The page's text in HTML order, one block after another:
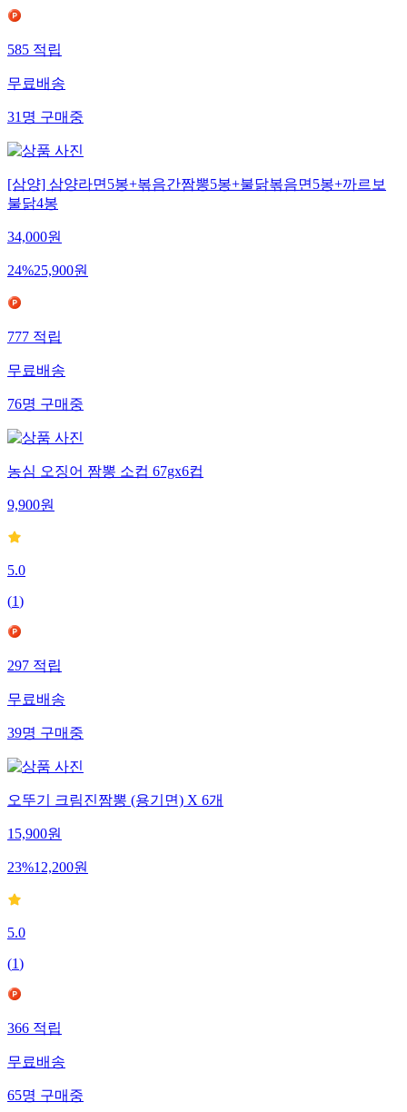
585적립
무료배송
31명구매중
[삼양] 삼양라면5봉+볶음간짬뽕5봉+불닭볶음면5봉+까르보
불닭4봉
34,000원
24%25,900원
777적립
무료배송
76명구매중
농심 오징어 짬뽕 소컵 67gx6컵
9,900원
5.0
(1)
297적립
무료배송
39명구매중
오뚜기 크림진짬뽕 (용기면) X 6개
15,900원
23%12,200원
5.0
(1)
366적립
무료배송
65명구매중